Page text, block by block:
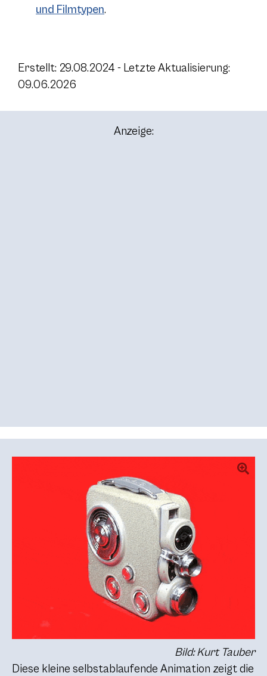
und Filmtypen.
Erstellt: 29.08.2024 - Letzte Aktualisierung:
09.06.2026
Anzeige:
Bild: Kurt Tauber
Diese kleine selbstablaufende Animation zeigt die